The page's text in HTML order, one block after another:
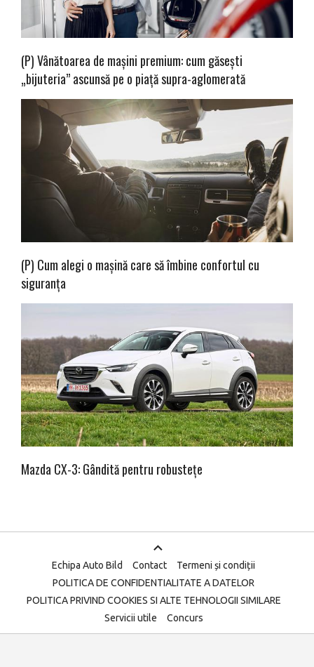
(P) Vânătoarea de mașini premium: cum găsești
„bijuteria” ascunsă pe o piață supra-aglomerată
(P) Cum alegi o mașină care să îmbine confortul cu
siguranța
Mazda CX-3: Gândită pentru robustețe
Echipa Auto Bild Contact
Termeni și condiții
POLITICA DE CONFIDENTIALITATE A DATELOR
POLITICA PRIVIND COOKIES SI ALTE TEHNOLOGII SIMILARE
Servicii utile
Concurs